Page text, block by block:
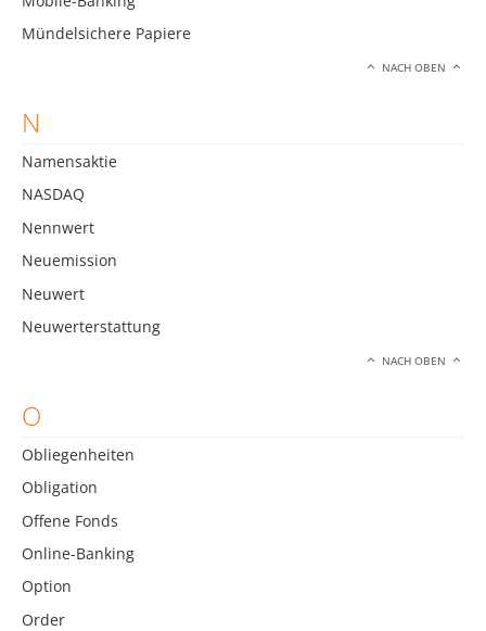
Mündelsichere Papiere
NACH OBEN
N
Namensaktie
NASDAQ
Nennwert
Neuemission
Neuwert
Neuwerterstattung
NACH OBEN
O
Obliegenheiten
Obligation
Offene Fonds
Online-Banking
Option
Order